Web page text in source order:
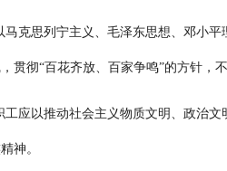
马克思列宁主义、毛泽东思想、邓小平
贯彻“百花齐放、百家争鸣”的方针，
工应以推动社会主义物质文明、政治
神。